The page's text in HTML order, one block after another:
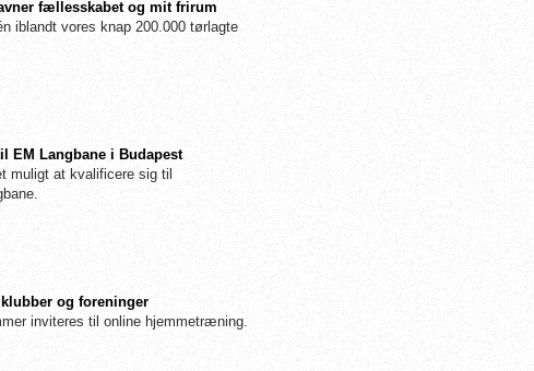
fællesskabet og mit frirum
iblandt vores knap 200.000 tørlagte
EM Langbane i Budapest
muligt at kvalificere sig til
og foreninger
inviteres til online hjemmetræning.